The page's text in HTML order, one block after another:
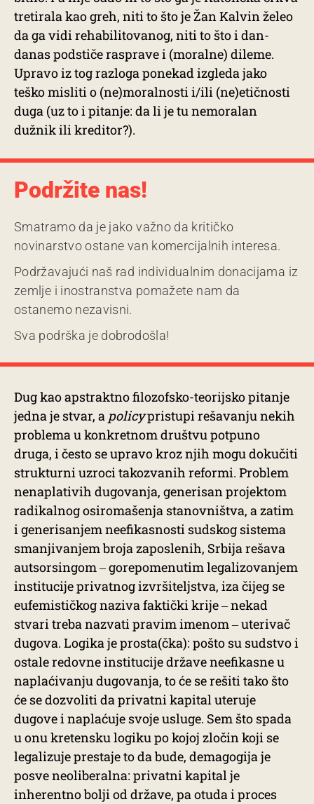
tretirala kao greh, niti to što je Žan Kalvin želeo
da ga vidi rehabilitovanog, niti to što i dan-
danas podstiče rasprave i (moralne) dileme.
Upravo iz tog razloga ponekad izgleda jako
teško misliti o (ne)moralnosti i/ili (ne)etičnosti
duga (uz to i pitanje: da li je tu nemoralan
dužnik ili kreditor?).
Podržite nas!
Smatramo da je jako važno da kritičko
novinarstvo ostane van komercijalnih interesa.
Podržavajući naš rad individualnim donacijama iz
zemlje i inostranstva pomažete nam da
ostanemo nezavisni.
Sva podrška je dobrodošla!
Dug kao apstraktno filozofsko-teorijsko pitanje
jedna je stvar, a policypristupi rešavanju nekih
problema u konkretnom društvu potpuno
druga, i često se upravo kroz njih mogu dokučiti
strukturni uzroci takozvanih reformi. Problem
nenaplativih dugovanja, generisan projektom
radikalnog osiromašenja stanovništva, a zatim
i generisanjem neefikasnosti sudskog sistema
smanjivanjem broja zaposlenih, Srbija rešava
autsorsingom ‒ gorepomenutim legalizovanjem
institucije privatnog izvršiteljstva, iza čijeg se
eufemističkog naziva faktički krije ‒ nekad
stvari treba nazvati pravim imenom ‒ uterivač
dugova. Logika je prosta(čka): pošto su sudstvo i
ostale redovne institucije države neefikasne u
naplaćivanju dugovanja, to će se rešiti tako što
će se dozvoliti da privatni kapital uteruje
dugove i naplaćuje svoje usluge. Sem što spada
u onu kretensku logiku po kojoj zločin koji se
legalizuje prestaje to da bude, demagogija je
posve neoliberalna: privatni kapital je
inherentno bolji od države, pa otuda i proces